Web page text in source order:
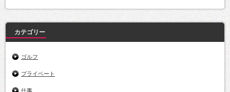
ブ
カテゴリー
ゴルフ
プライベート
仕事